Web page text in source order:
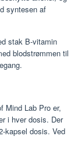
syntesen af
stak B-vitamin
blodstrømmen til
Mind Lab Pro er,
i hver dosis. Der
kapsel dosis. Ved